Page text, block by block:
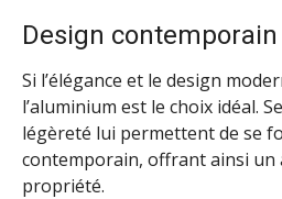
Design contemporain
Si l’élégance et le design
l’aluminium est le choix idéal.
légèreté lui permettent de se
contemporain, offrant ainsi un
propriété.